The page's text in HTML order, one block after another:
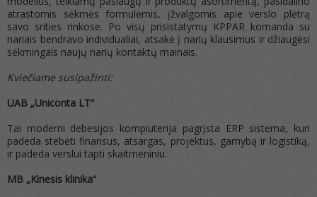
atrastomis sėkmės formulėmis, įžvalgomis apie verslo plėtrą
savo srities rinkose. Po visų prisistatymų KPPAR komanda su
nariais bendravo individualiai, atsakė į narių klausimus ir džiaugėsi
sėkmingais naujų narių kontaktų mainais.
Kviečiame susipažinti:
UAB „Uniconta LT“
Tai moderni debesijos kompiuterija pagrįsta ERP sistema, kuri
padeda stebėti finansus, atsargas, projektus, gamybą ir logistiką,
ir padeda verslui tapti skaitmeniniu.
MB „Kinesis klinika“